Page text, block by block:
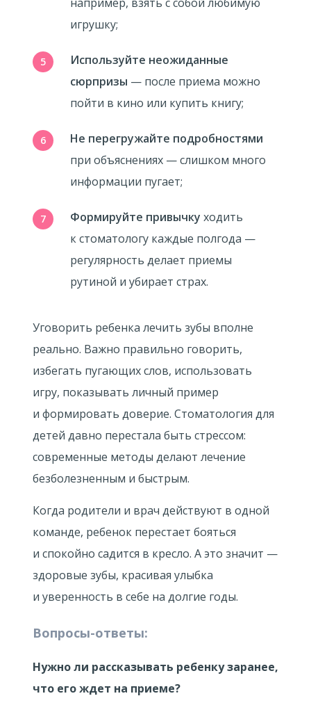
игрушку;
Используйте неожиданные
сюрпризы — после приема можно
пойти в кино или купить книгу;
Не перегружайте подробностями
при объяснениях — слишком много
информации пугает;
Формируйте привычку ходить
к стоматологу каждые полгода —
регулярность делает приемы
рутиной и убирает страх.
Уговорить ребенка лечить зубы вполне
реально. Важно правильно говорить,
избегать пугающих слов, использовать
игру, показывать личный пример
и формировать доверие. Стоматология для
детей давно перестала быть стрессом:
современные методы делают лечение
безболезненным и быстрым.
Когда родители и врач действуют в одной
команде, ребенок перестает бояться
и спокойно садится в кресло. А это значит —
здоровые зубы, красивая улыбка
и уверенность в себе на долгие годы.
Вопросы-ответы:
Нужно ли рассказывать ребенку заранее,
что его ждет на приеме?